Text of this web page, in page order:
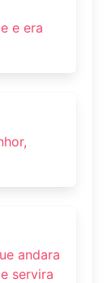
e era
andara
servira